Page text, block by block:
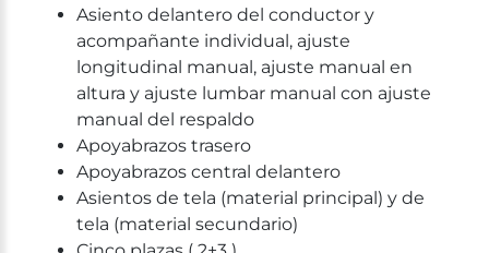
Asiento delantero del conductor y
acompañante individual, ajuste
longitudinal manual, ajuste manual en
altura y ajuste lumbar manual con ajuste
manual del respaldo
Apoyabrazos trasero
Apoyabrazos central delantero
Asientos de tela (material principal) y de
tela (material secundario)